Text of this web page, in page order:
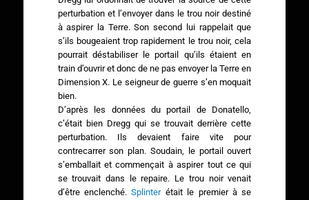
perturbation et l’envoyer dans le trou noir destiné
à aspirer la Terre. Son second lui rappelait que
s’ils bougeaient trop rapidement le trou noir, cela
pourrait déstabiliser le portail qu’ils étaient en
train d’ouvrir et donc de ne pas envoyer la Terre en
Dimension X. Le seigneur de guerre s’en moquait
bien.
D’après les données du portail de Donatello,
c’était bien Dregg qui se trouvait derrière cette
perturbation. Ils devaient faire vite pour
contrecarrer son plan. Soudain, le portail ouvert
s’emballait et commençait à aspirer tout ce qui
se trouvait dans le repaire. Le trou noir venait
d’être enclenché.Splinterétait le premier à se